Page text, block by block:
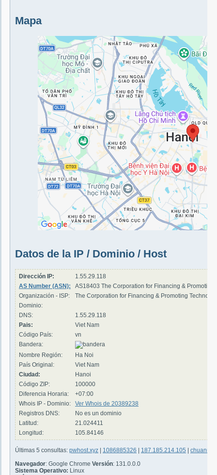
Mapa
Datos de la IP / Dominio / Host
Dirección IP:
1.55.29.118
AS Number (ASN):
AS18403 The Corporation for Financing & Promoting
Organización - ISP:
The Corporation for Financing & Promoting
Dominio:
DNS:
1.55.29.118
Pais:
Viet Nam
Código País:
vn
Bandera:
Nombre Región:
Ha Noi
País Original:
Viet Nam
Ciudad:
Hanoi
Código ZIP:
100000
Diferencia Horaria:
+07:00
Whois IP - Dominio:
Ver Whois de 20389238
Registros DNS:
No es un dominio
Latitud:
21.024411
Longitud:
105.84146
Últimas 5 consultas: pwhost.xyz | 1086885326 | 187.185.214.105 |
Navegador: Google Chrome Versión: 131.0.0.0
Sistema Operativo: Linux